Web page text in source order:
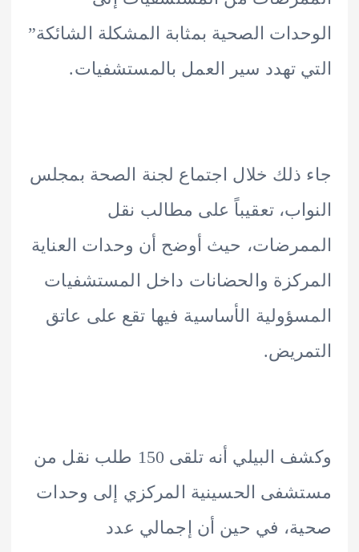
الصحية بمثابة المشكلة الشائكة”
تهدد سير العمل بالمستشفيات.
ذلك خلال اجتماع لجنة الصحة بمجلس
تعقيباً على مطالب نقل
حيث أوضح أن وحدات العناية
والحضانات داخل المستشفيات
الأساسية فيها تقع على عاتق
وكشف البيلي أنه تلقى 150 طلب نقل من
الحسينية المركزي إلى وحدات
في حين أن إجمالي عدد